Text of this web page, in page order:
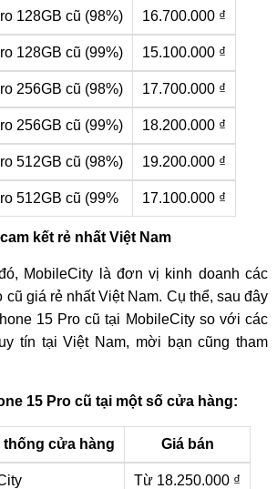
128GB cũ (98%) 16.700.000 ₫
128GB cũ (99%) 15.100.000 ₫
256GB cũ (98%) 17.700.000 ₫
256GB cũ (99%) 18.200.000 ₫
512GB cũ (98%) 19.200.000 ₫
512GB cũ (99% 17.100.000 ₫
kết rẻ nhất Việt Nam
MobileCity là đơn vị kinh doanh các
cũ giá rẻ nhất Việt Nam. Cụ thể, sau đây
15 Pro cũ tại MobileCity so với các
tín tại Việt Nam, mời bạn cũng tham
15 Pro cũ tại một số cửa hàng:
thống cửa hàng Giá bán
Từ 18.250.000 ₫